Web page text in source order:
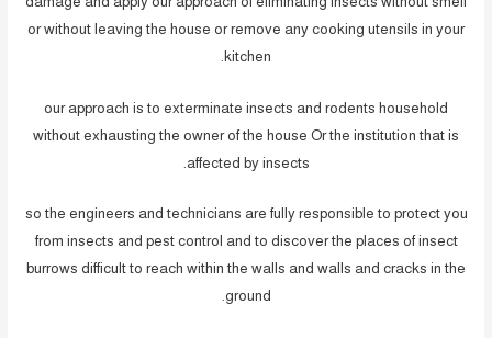
or without leaving the house or remove any cooking utensils in your
kitchen.
our approach is to exterminate insects and rodents household
without exhausting the owner of the house Or the institution that is
affected by insects.
so the engineers and technicians are fully responsible to protect you
from insects and pest control and to discover the places of insect
burrows difficult to reach within the walls and walls and cracks in the
ground.